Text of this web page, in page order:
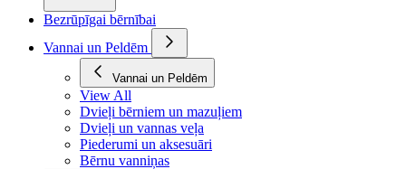
Bezrūpīgai bērnībai
Vannai un Peldēm
Vannai un Peldēm
View All
Dvieļi bērniem un mazuļiem
Dvieļi un vannas veļa
Piederumi un aksesuāri
Bērnu vanniņas